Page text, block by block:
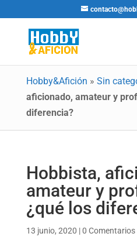
Hobby&Afición » Sin
aficionado, amateur y
diferencia?
Hobbista,
amateur y
¿qué los
13 junio, 2020 |0 Comentarios